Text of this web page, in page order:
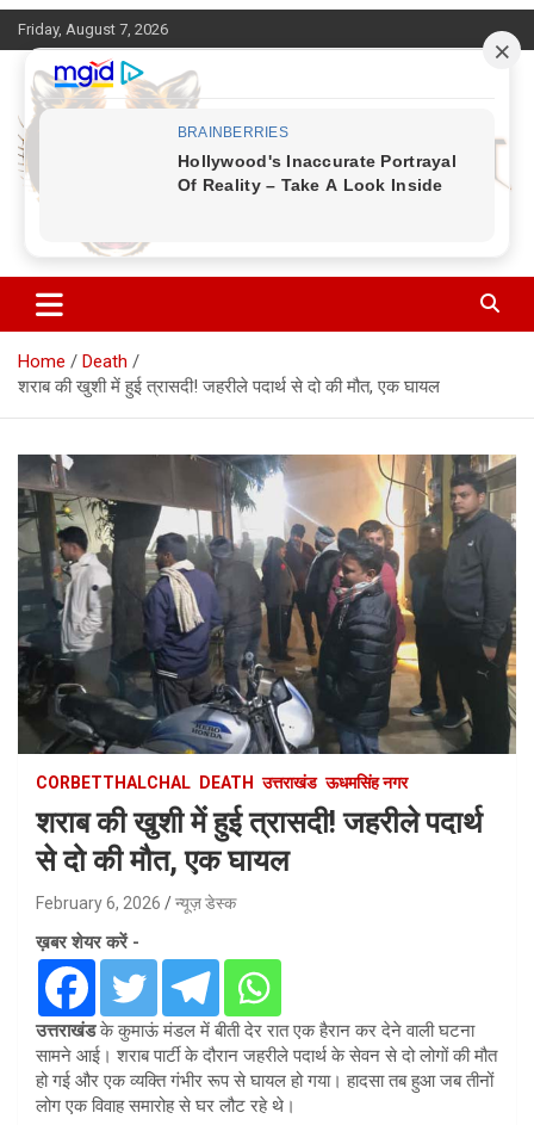
Skip
to
content
Friday, August 7, 2026
Corbett Halchal (कॉर्बेट हलचल)
Home
Death
शराब की खुशी में हुई त्रासदी! जहरीले पदार्थ से दो की मौत, एक घायल
CORBETTHALCHAL DEATH उत्तराखंड ऊधमसिंह नगर
शराब की खुशी में हुई त्रासदी! जहरीले पदार्थ
से दो की मौत, एक घायल
February 6, 2026 न्यूज़ डेस्क
ख़बर शेयर करें -
उत्तराखंडके कुमाऊं मंडल में बीती देर रात एक हैरान कर देने वाली घटना
सामने आई। शराब पार्टी के दौरान जहरीले पदार्थ के सेवन से दो लोगों की मौत
हो गई और एक व्यक्ति गंभीर रूप से घायल हो गया। हादसा तब हुआ जब तीनों
लोग एक विवाह समारोह से घर लौट रहे थे।